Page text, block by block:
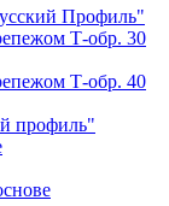
Профиль"
Т-обр. 30
Т-обр. 40
профиль"